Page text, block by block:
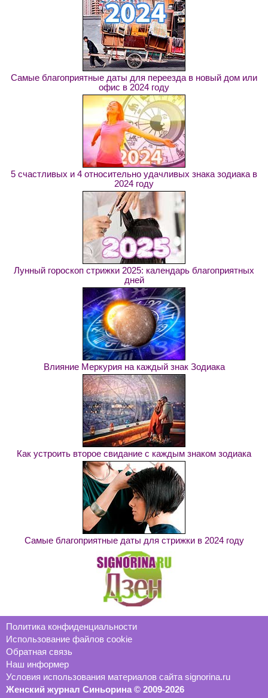
Самые благоприятные даты для переезда в новый дом или
офис в 2024 году
5 счастливых и 4 относительно удачливых знака зодиака в
2024 году
Лунный гороскоп стрижки 2025: календарь благоприятных
дней
Влияние Меркурия на каждый знак Зодиака
Как устроить второе свидание с каждым знаком зодиака
Самые благоприятные даты для стрижки в 2024 году
Политика конфиденциальности
Использование файлов cookie
Обратная связь
Наш информер
Условия использования материалов сайта signorina.ru
Женский журнал Синьорина © 2009-2026